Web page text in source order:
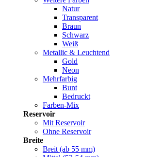
Natur
Transparent
Braun
Schwarz
Weiß
Metallic & Leuchtend
Gold
Neon
Mehrfarbig
Bunt
Bedruckt
Farben-Mix
Reservoir
Mit Reservoir
Ohne Reservoir
Breite
Breit (ab 55 mm)